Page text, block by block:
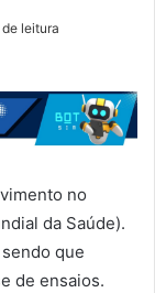
leitura
no
da Saúde).
que
de ensaios.